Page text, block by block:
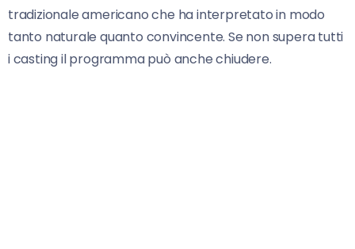
tradizionale americano che ha interpretato in modo
tanto naturale quanto convincente. Se non supera tutti
i casting il programma può anche chiudere.